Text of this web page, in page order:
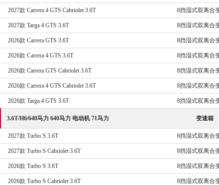
2027款 Carrera 4 GTS Cabriolet 3.6T 8挡湿式双离合
2027款 Targa 4 GTS 3.6T 8挡湿式双离合
2026款 Carrera GTS 3.6T 8挡湿式双离合
2026款 Carrera 4 GTS 3.6T 8挡湿式双离合
2026款 Carrera GTS Cabriolet 3.6T 8挡湿式双离合
2026款 Carrera 4 GTS Cabriolet 3.6T 8挡湿式双离合
2026款 Targa 4 GTS 3.6T 8挡湿式双离合
3.6T/H6/640马力 640马力 电动机 71马力 变速箱
2027款 Turbo S 3.6T 8挡湿式双离合
2027款 Turbo S Cabriolet 3.6T 8挡湿式双离合
2026款 Turbo S 3.6T 8挡湿式双离合
2026款 Turbo S Cabriolet 3.6T 8挡湿式双离合